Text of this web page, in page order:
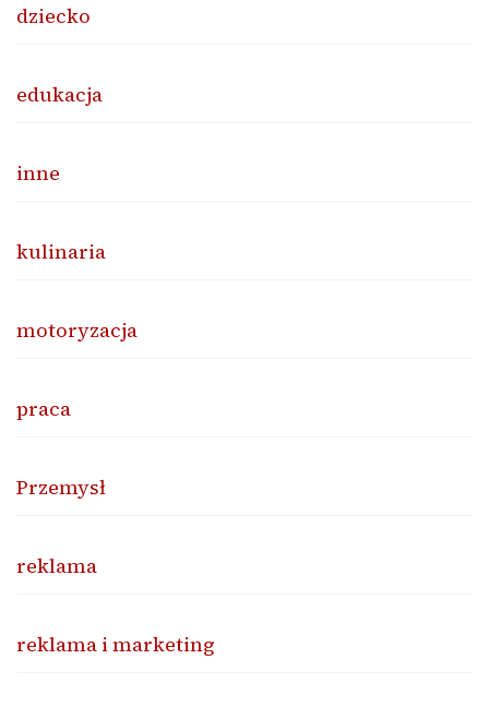
dziecko
edukacja
inne
kulinaria
motoryzacja
praca
Przemysł
reklama
reklama i marketing